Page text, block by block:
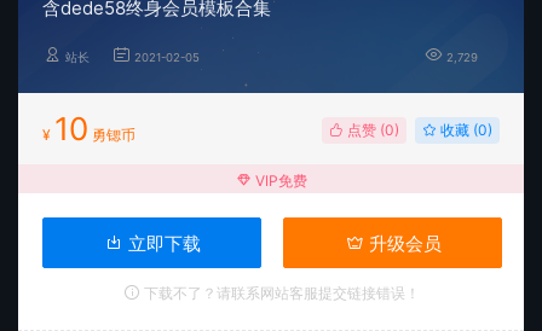
含dede58终身会员模板合集
站长 2021-02-05 2,729
¥ 10 勇锶币 点赞 (0) 收藏 (0)
VIP免费
立即下载 升级会员
下载不了？请联系网站客服提交链接错误！